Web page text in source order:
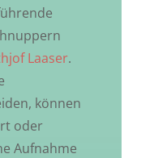
Laaser.
können
oder
Aufnahme